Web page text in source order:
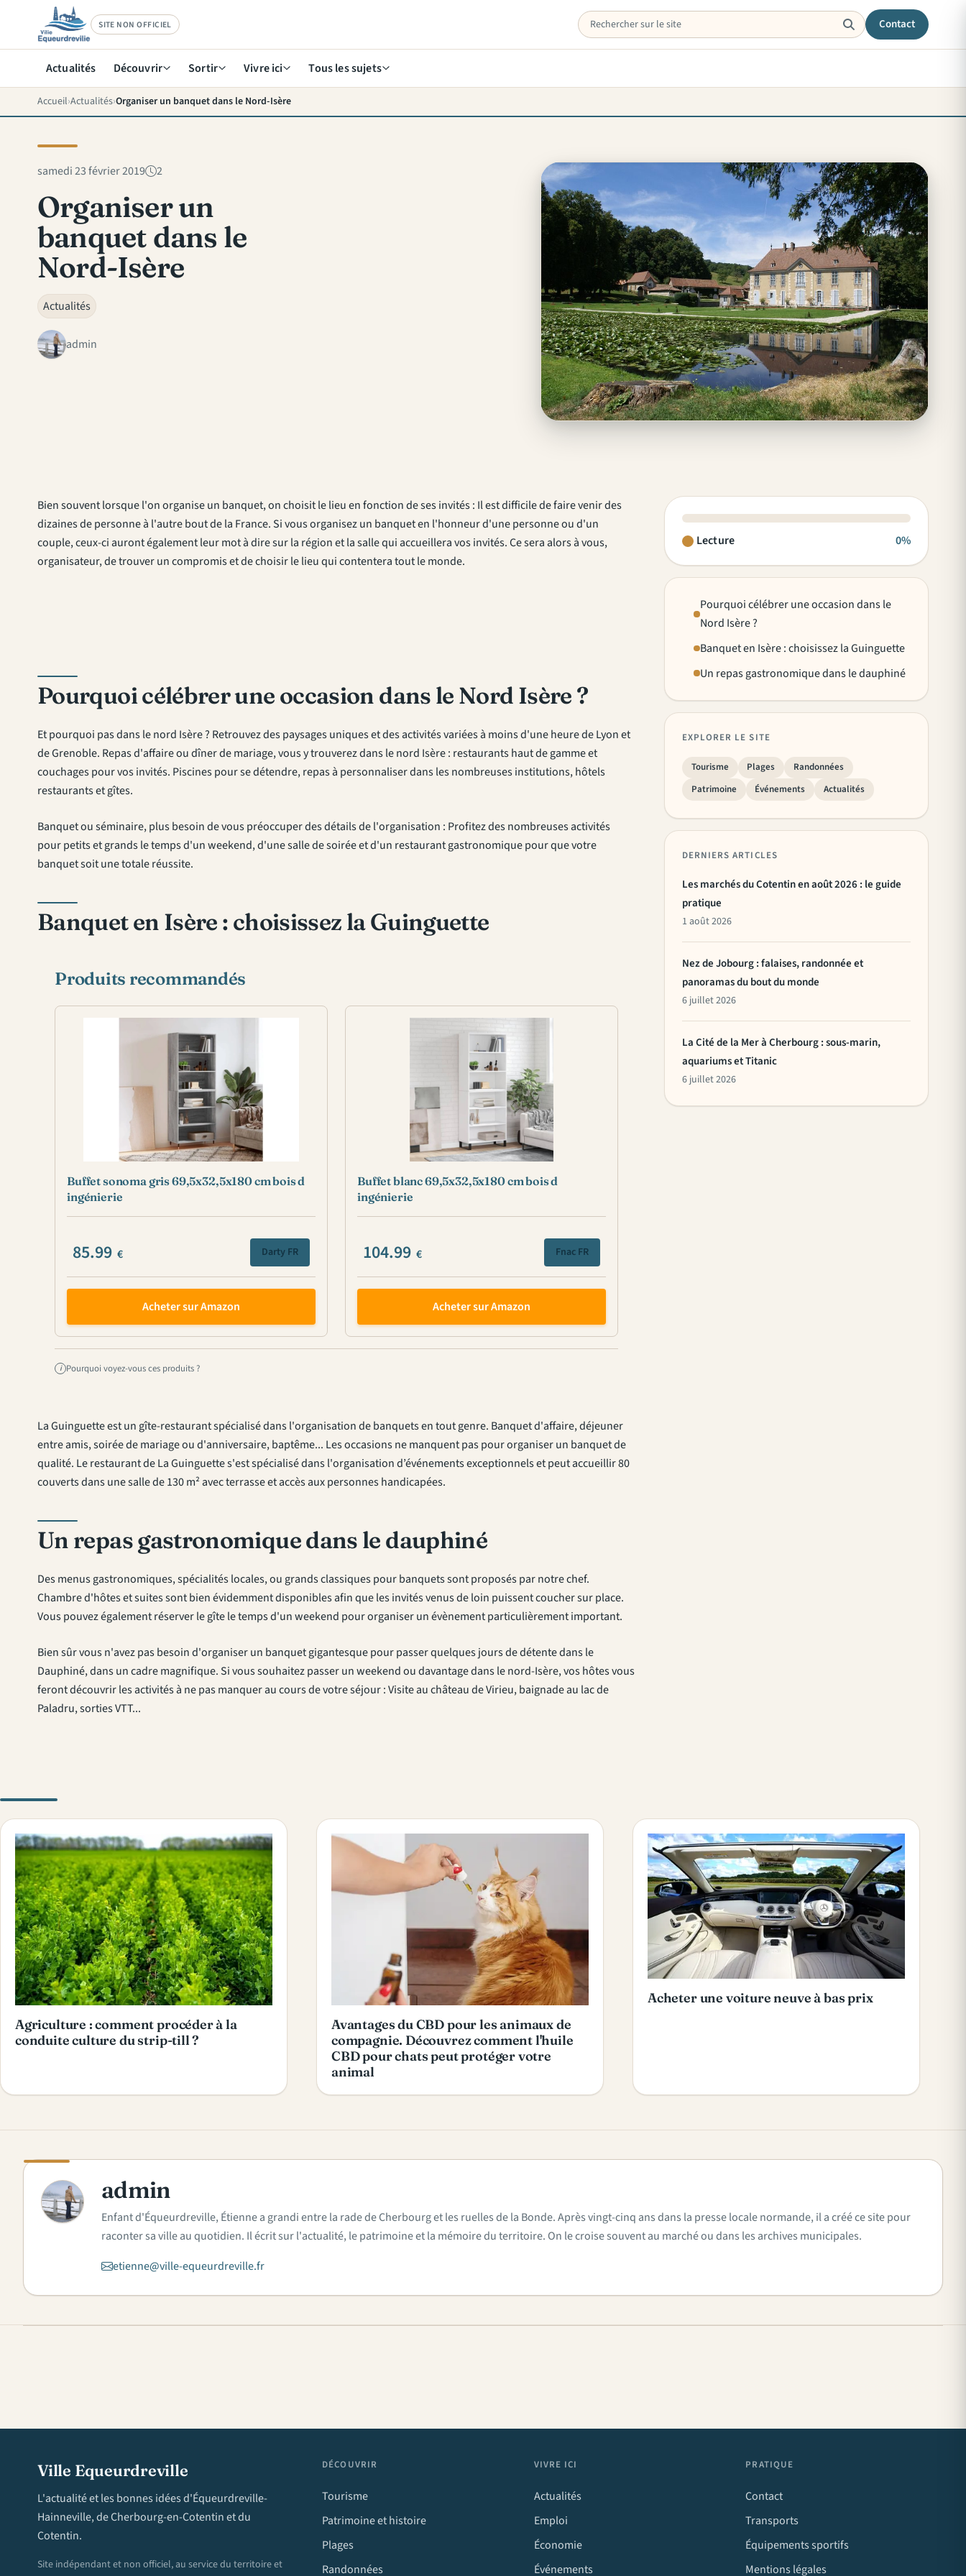
SITE NON OFFICIEL Contact
Actualités Découvrir Sortir Vivre ici Tous les sujets
Accueil Actualités Organiser un banquet dans le Nord-Isère
samedi 23 février 2019 2
Organiser un
banquet dans le
Nord-Isère
Actualités
admin
Bien souvent lorsque l'on organise un banquet, on choisit le lieu en fonction de ses invités : Il est difficile de faire venir des
dizaines de personne à l'autre bout de la France. Si vous organisez un banquet en l'honneur d'une personne ou d'un
couple, ceux-ci auront également leur mot à dire sur la région et la salle qui accueillera vos invités. Ce sera alors à vous,
organisateur, de trouver un compromis et de choisir le lieu qui contentera tout le monde.
Pourquoi célébrer une occasion dans le Nord Isère ?
Et pourquoi pas dans le nord Isère ? Retrouvez des paysages uniques et des activités variées à moins d'une heure de Lyon et
de Grenoble. Repas d'affaire ou dîner de mariage, vous y trouverez dans le nord Isère : restaurants haut de gamme et
couchages pour vos invités. Piscines pour se détendre, repas à personnaliser dans les nombreuses institutions, hôtels
restaurants et gîtes.
Banquet ou séminaire, plus besoin de vous préoccuper des détails de l'organisation : Profitez des nombreuses activités
pour petits et grands le temps d'un weekend, d'une salle de soirée et d'un restaurant gastronomique pour que votre
banquet soit une totale réussite.
Banquet en Isère : choisissez la Guinguette
Produits recommandés
Buffet sonoma gris 69,5x32,5x180 cm bois d
ingénierie
85.99 € Darty FR
Acheter sur Amazon
Buffet blanc 69,5x32,5x180 cm bois d
ingénierie
104.99 € Fnac FR
Acheter sur Amazon
i Pourquoi voyez-vous ces produits ?
La Guinguette est un gîte-restaurant spécialisé dans l'organisation de banquets en tout genre. Banquet d'affaire, déjeuner
entre amis, soirée de mariage ou d'anniversaire, baptême... Les occasions ne manquent pas pour organiser un banquet de
qualité. Le restaurant de La Guinguette s'est spécialisé dans l'organisation d’événements exceptionnels et peut accueillir 80
couverts dans une salle de 130 m² avec terrasse et accès aux personnes handicapées.
Un repas gastronomique dans le dauphiné
Des menus gastronomiques, spécialités locales, ou grands classiques pour banquets sont proposés par notre chef.
Chambre d'hôtes et suites sont bien évidemment disponibles afin que les invités venus de loin puissent coucher sur place.
Vous pouvez également réserver le gîte le temps d'un weekend pour organiser un évènement particulièrement important.
Bien sûr vous n'avez pas besoin d'organiser un banquet gigantesque pour passer quelques jours de détente dans le
Dauphiné, dans un cadre magnifique. Si vous souhaitez passer un weekend ou davantage dans le nord-Isère, vos hôtes vous
feront découvrir les activités à ne pas manquer au cours de votre séjour : Visite au château de Virieu, baignade au lac de
Paladru, sorties VTT...
Lecture 0%
Pourquoi célébrer une occasion dans le
Nord Isère ?
Banquet en Isère : choisissez la Guinguette
Un repas gastronomique dans le dauphiné
EXPLORER LE SITE
Tourisme Plages
Randonnées
Patrimoine
Événements Actualités
DERNIERS ARTICLES
Les marchés du Cotentin en août 2026 : le guide
pratique
1 août 2026
Nez de Jobourg : falaises, randonnée et
panoramas du bout du monde
6 juillet 2026
La Cité de la Mer à Cherbourg : sous-marin,
aquariums et Titanic
6 juillet 2026
Agriculture : comment procéder à la
conduite culture du strip-till ?
Avantages du CBD pour les animaux de
compagnie. Découvrez comment l'huile
CBD pour chats peut protéger votre
animal
Acheter une voiture neuve à bas prix
A admin
Enfant d'Équeurdreville, Étienne a grandi entre la rade de Cherbourg et les ruelles de la Bonde. Après vingt-cinq ans dans la presse locale normande, il a créé ce site pour
raconter sa ville au quotidien. Il écrit sur l'actualité, le patrimoine et la mémoire du territoire. On le croise souvent au marché ou dans les archives municipales.
etienne@ville-equeurdreville.fr
Ville Equeurdreville
L'actualité et les bonnes idées d'Équeurdreville-
Hainneville, de Cherbourg-en-Cotentin et du
Cotentin.
Site indépendant et non officiel, au service du territoire et
DÉCOUVRIR
Tourisme
Patrimoine et histoire
Plages
Randonnées
VIVRE ICI
Actualités
Emploi
Économie
Événements
PRATIQUE
Contact
Transports
Équipements sportifs
Mentions légales